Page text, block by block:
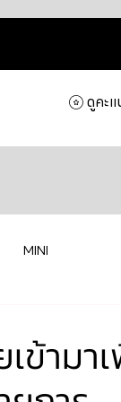
ดูคะ
MINI
ข้ามา